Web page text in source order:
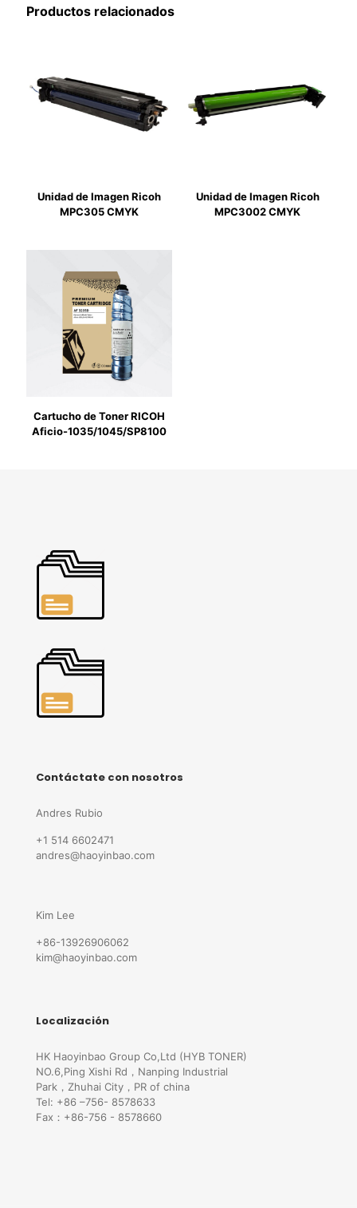
Productos relacionados
Unidad de Imagen Ricoh
MPC305 CMYK
Unidad de Imagen Ricoh
MPC3002 CMYK
Cartucho de Toner RICOH
Aficio-1035/1045/SP8100
Contáctate con nosotros
Andres Rubio
+1 514 6602471
andres@haoyinbao.com
Kim Lee
+86-13926906062
kim@haoyinbao.com
Localización
HK Haoyinbao Group Co,Ltd (HYB TONER)
NO.6,Ping Xishi Rd，Nanping Industrial
Park，Zhuhai City，PR of china
Tel: +86 –756- 8578633
Fax：+86-756 - 8578660